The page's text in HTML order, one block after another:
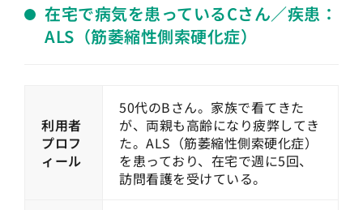
在宅で病気を患っているCさん／疾患：
ALS（筋萎縮性側索硬化症）
利用者
プロフ
ィール
50代のBさん。家族で看てきた
が、両親も高齢になり疲弊してき
た。ALS（筋萎縮性側索硬化症）
を患っており、在宅で週に5回、
訪問看護を受けている。